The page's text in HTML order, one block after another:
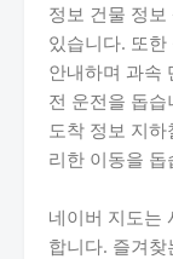
정보 건물 정
있습니다. 또
안내하며 과속
전 운전을 돕
도착 정보 지
리한 이동을 돕
네이버 지도는
합니다. 즐겨